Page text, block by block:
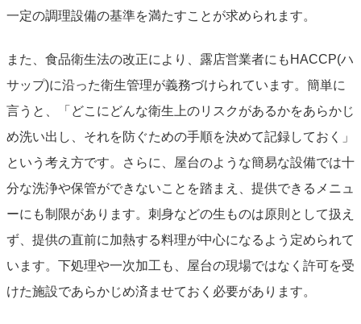
一定の調理設備の基準を満たすことが求められます。
また、食品衛生法の改正により、露店営業者にもHACCP(ハ
サップ)に沿った衛生管理が義務づけられています。簡単に
言うと、「どこにどんな衛生上のリスクがあるかをあらかじ
め洗い出し、それを防ぐための手順を決めて記録しておく」
という考え方です。さらに、屋台のような簡易な設備では十
分な洗浄や保管ができないことを踏まえ、提供できるメニュ
ーにも制限があります。刺身などの生ものは原則として扱え
ず、提供の直前に加熱する料理が中心になるよう定められて
います。下処理や一次加工も、屋台の現場ではなく許可を受
けた施設であらかじめ済ませておく必要があります。